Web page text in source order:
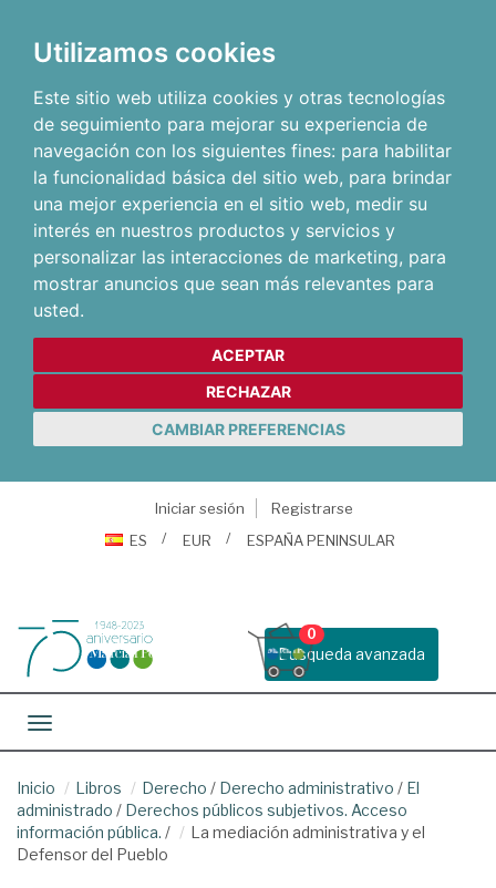
Utilizamos cookies
Este sitio web utiliza cookies y otras tecnologías
de seguimiento para mejorar su experiencia de
navegación con los siguientes fines: para habilitar
la funcionalidad básica del sitio web, para brindar
una mejor experiencia en el sitio web, medir su
interés en nuestros productos y servicios y
personalizar las interacciones de marketing, para
mostrar anuncios que sean más relevantes para
usted.
ACEPTAR
RECHAZAR
CAMBIAR PREFERENCIAS
Iniciar sesión
Registrarse
ES
EUR ESPAÑA PENINSULAR
Busqueda avanzada
0
Toggle navigation
Inicio Libros Derecho / Derecho administrativo / El
administrado / Derechos públicos subjetivos. Acceso
información pública. /
La mediación administrativa y el
Defensor del Pueblo